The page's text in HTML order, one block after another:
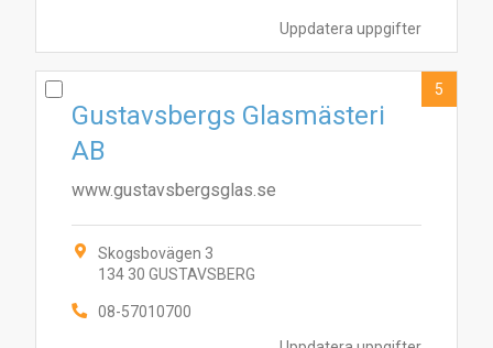
Uppdatera uppgifter
Gustavsbergs Glasmästeri
AB
www.gustavsbergsglas.se
Skogsbovägen 3
134 30 GUSTAVSBERG
08-57010700
5